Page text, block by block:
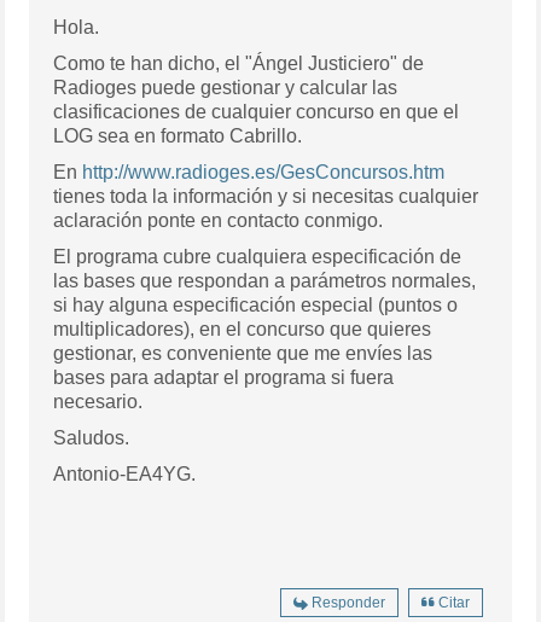
Hola.
Como te han dicho, el "Ángel Justiciero" de
Radioges puede gestionar y calcular las
clasificaciones de cualquier concurso en que el
LOG sea en formato Cabrillo.
En http://www.radioges.es/GesConcursos.htm
tienes toda la información y si necesitas cualquier
aclaración ponte en contacto conmigo.
El programa cubre cualquiera especificación de
las bases que respondan a parámetros normales,
si hay alguna especificación especial (puntos o
multiplicadores), en el concurso que quieres
gestionar, es conveniente que me envíes las
bases para adaptar el programa si fuera
necesario.
Saludos.
Antonio-EA4YG.
Responder Citar